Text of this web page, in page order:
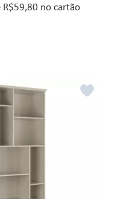
R$59,80 no cartão